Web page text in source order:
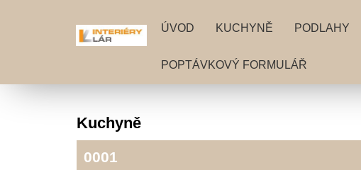
ÚVOD KUCHYNĚ PODLAHY
POPTÁVKOVÝ FORMULÁŘ
Kuchyně
0001